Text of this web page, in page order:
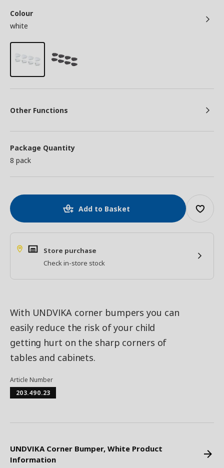
Colour
white
Other Functions
Package Quantity
8 pack
Add to Basket
Store purchase
Check in-store stock
With UNDVIKA corner bumpers you can
easily reduce the risk of your child
getting hurt on the sharp corners of
tables and cabinets.
Article Number
203.490.23
UNDVIKA Corner Bumper, White Product
Information